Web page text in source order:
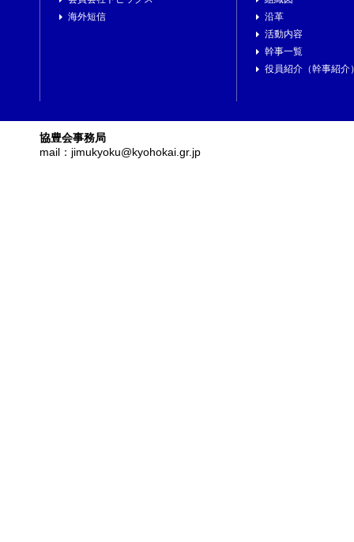
海外短信
沿革
活動内容
幹事一覧
役員紹介（幹事紹介
協豊会事務局
mail：jimukyoku@kyohokai.gr.jp